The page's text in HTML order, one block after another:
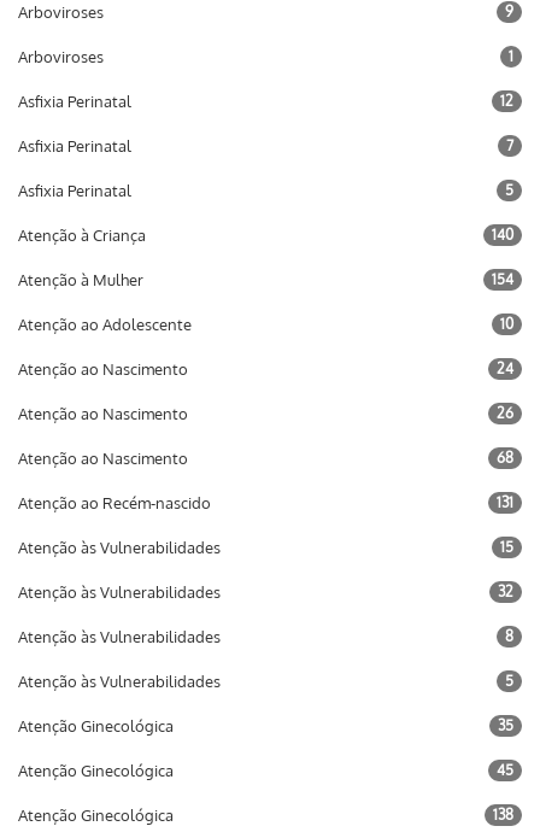
Arboviroses 9
Arboviroses 1
Asfixia Perinatal 12
Asfixia Perinatal 7
Asfixia Perinatal 5
Atenção à Criança 140
Atenção à Mulher 154
Atenção ao Adolescente 10
Atenção ao Nascimento 24
Atenção ao Nascimento 26
Atenção ao Nascimento 68
Atenção ao Recém-nascido 131
Atenção às Vulnerabilidades 15
Atenção às Vulnerabilidades 32
Atenção às Vulnerabilidades 8
Atenção às Vulnerabilidades 5
Atenção Ginecológica 35
Atenção Ginecológica 45
Atenção Ginecológica 138